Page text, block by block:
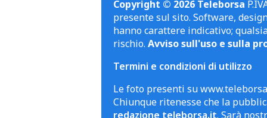
Copyright © 2026 Teleborsa
presente sul sito. Software,
hanno carattere indicativo;
rischio. Avviso sull'uso e sulla
Termini e condizioni di utilizzo
Le foto presenti su
Chiunque ritenesse che la
redazione teleborsa.it. Sarà